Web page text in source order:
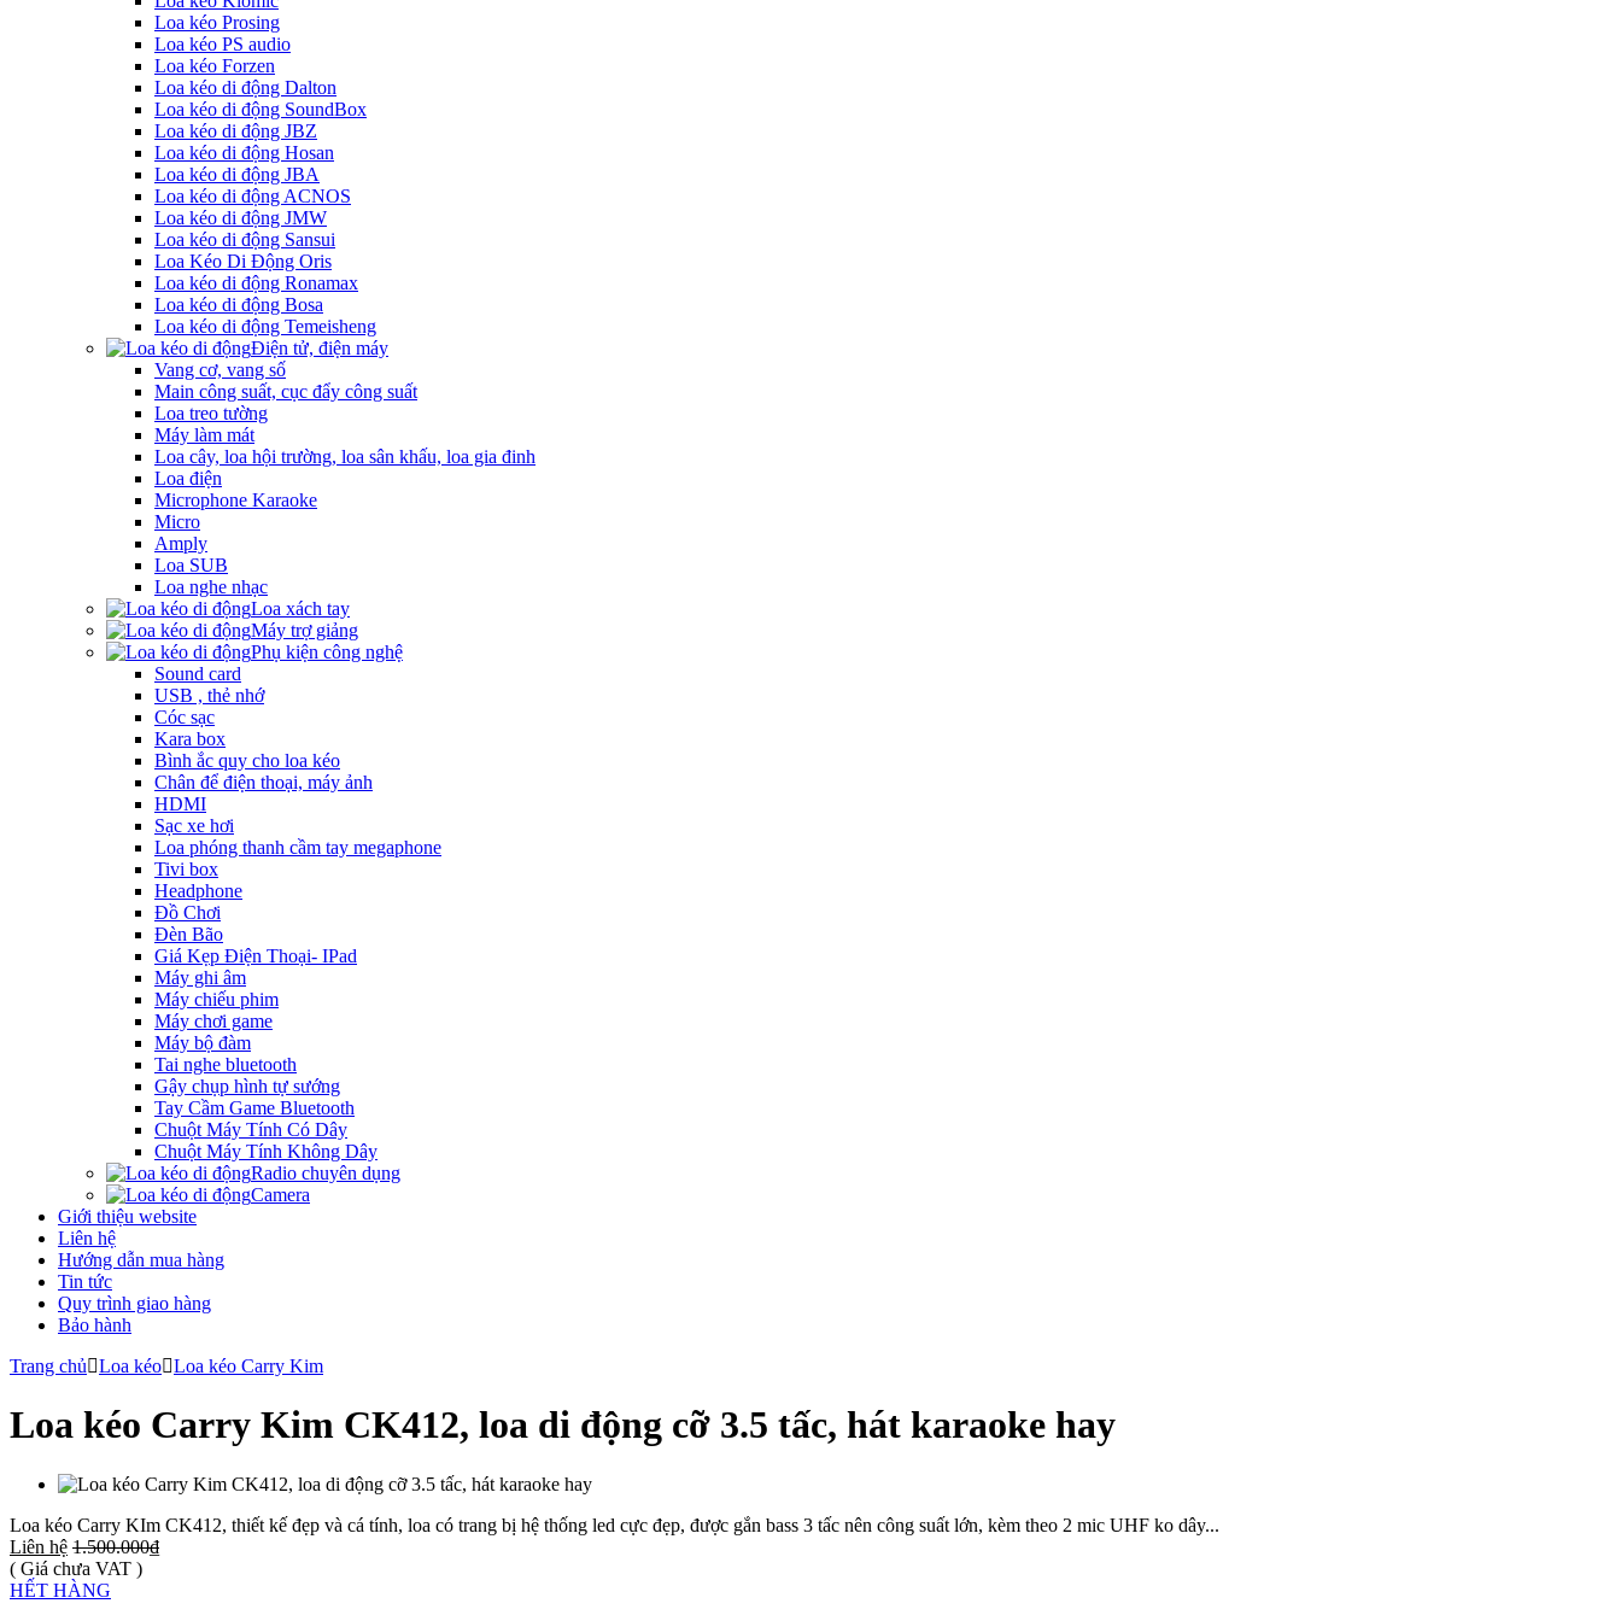
Loa kéo Prosing
Loa kéo PS audio
Loa kéo Forzen
Loa kéo di động Dalton
Loa kéo di động SoundBox
Loa kéo di động JBZ
Loa kéo di động Hosan
Loa kéo di động JBA
Loa kéo di động ACNOS
Loa kéo di động JMW
Loa kéo di động Sansui
Loa Kéo Di Động Oris
Loa kéo di động Ronamax
Loa kéo di động Bosa
Loa kéo di động Temeisheng
Điện tử, điện máy
Vang cơ, vang số
Main công suất, cục đẩy công suất
Loa treo tường
Máy làm mát
Loa cây, loa hội trường, loa sân khấu, loa gia đinh
Loa điện
Microphone Karaoke
Micro
Amply
Loa SUB
Loa nghe nhạc
Loa xách tay
Máy trợ giảng
Phụ kiện công nghệ
Sound card
USB , thẻ nhớ
Cóc sạc
Kara box
Bình ắc quy cho loa kéo
Chân để điện thoại, máy ảnh
HDMI
Sạc xe hơi
Loa phóng thanh cầm tay megaphone
Tivi box
Headphone
Đồ Chơi
Đèn Bão
Giá Kẹp Điện Thoại- IPad
Máy ghi âm
Máy chiếu phim
Máy chơi game
Máy bộ đàm
Tai nghe bluetooth
Gậy chụp hình tự sướng
Tay Cầm Game Bluetooth
Chuột Máy Tính Có Dây
Chuột Máy Tính Không Dây
Radio chuyên dụng
Camera
Giới thiệu website
Liên hệ
Hướng dẫn mua hàng
Tin tức
Quy trình giao hàng
Bảo hành
Trang chủ
Loa kéo Loa kéo Carry Kim
Loa kéo Carry Kim CK412, loa di động cỡ 3.5 tấc, hát karaoke hay
Loa kéo Carry KIm CK412, thiết kế đẹp và cá tính, loa có trang bị hệ thống led cực đẹp, được gắn bass 3 tấc nên công suất lớn, kèm theo 2 mic UHF ko dây...
Liên hệ 1.500.000₫
( Giá chưa VAT )
HẾT HÀNG